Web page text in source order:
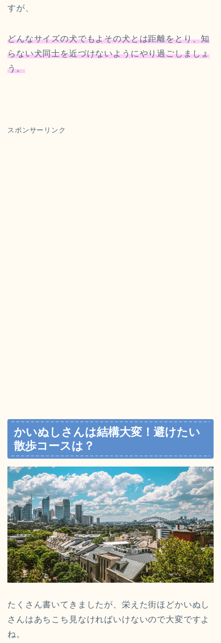
すが、
どんなサイズの犬でもよその犬とは距離をとり、知
らない犬同士を近づけないようにやり過ごしましょ
う。
スポンサーリンク
かいぬしさんは結構大変！避けたい
散歩コースは？
たくさん書いてきましたが、栄えた街ほどかいぬし
さんはあちこち見なければいけないので大変ですよ
ね。